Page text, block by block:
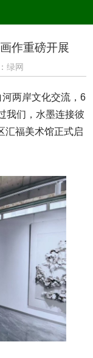
新能源
污染防治
作重磅开展
绿网
两岸文化交流，6
我们，水墨连接彼
汇福美术馆正式启